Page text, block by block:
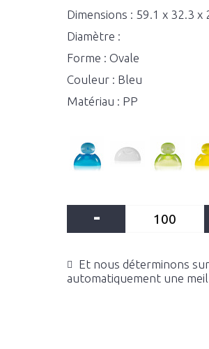
Dimensions : 59.1 x 32.3 x
Diamètre :
Forme : Ovale
Couleur : Bleu
Matériau : PP
-
Et nous déterminons
automatiquement une